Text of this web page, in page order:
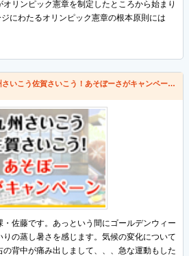
リンピック憲章を制定したところから始まり
にわたるオリンピック憲章の根本原則には
九州さいこう佐賀さいこう！あそぼーさがキャンペーン1泊2日ツアー！
佐藤です。あっという間にゴールデンウィー
の蒸し暑さを感じます。気候の変化について
背中が痛み出しまして、、、急な運動もした